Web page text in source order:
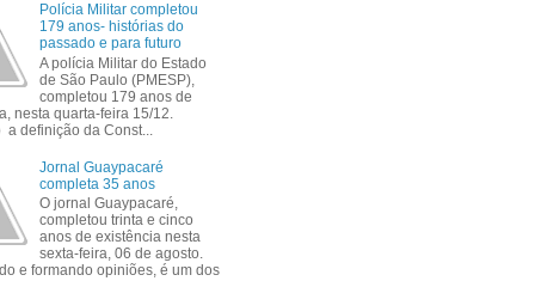
Polícia Militar completou
179 anos- histórias do
passado e para futuro
A polícia Militar do Estado
de São Paulo (PMESP),
completou 179 anos de
nesta quarta-feira 15/12.
a definição da Const...
Jornal Guaypacaré
completa 35 anos
O jornal Guaypacaré,
completou trinta e cinco
anos de existência nesta
sexta-feira, 06 de agosto.
e formando opiniões, é um dos